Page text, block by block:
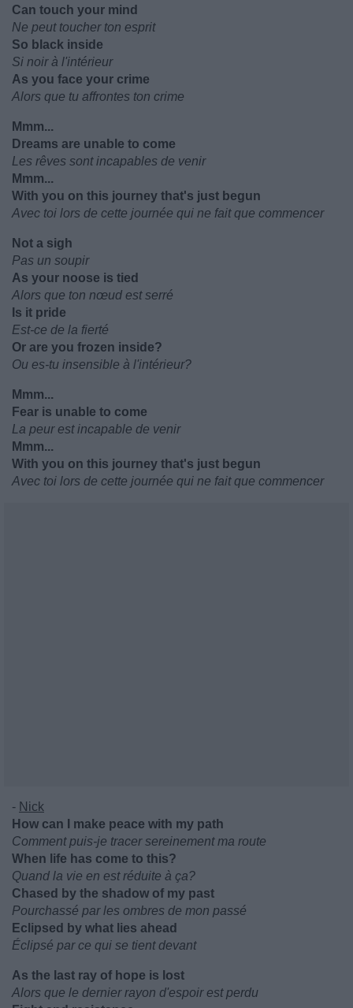
Can touch your mind
Ne peut toucher ton esprit
So black inside
Si noir à l'intérieur
As you face your crime
Alors que tu affrontes ton crime
Mmm...
Dreams are unable to come
Les rêves sont incapables de venir
Mmm...
With you on this journey that's just begun
Avec toi lors de cette journée qui ne fait que commencer
Not a sigh
Pas un soupir
As your noose is tied
Alors que ton nœud est serré
Is it pride
Est-ce de la fierté
Or are you frozen inside?
Ou es-tu insensible à l'intérieur?
Mmm...
Fear is unable to come
La peur est incapable de venir
Mmm...
With you on this journey that's just begun
Avec toi lors de cette journée qui ne fait que commencer
- Nick
How can I make peace with my path
Comment puis-je tracer sereinement ma route
When life has come to this?
Quand la vie en est réduite à ça?
Chased by the shadow of my past
Pourchassé par les ombres de mon passé
Eclipsed by what lies ahead
Éclipsé par ce qui se tient devant
As the last ray of hope is lost
Alors que le dernier rayon d'espoir est perdu